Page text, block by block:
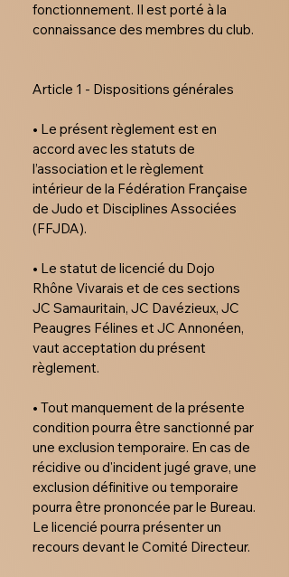
fonctionnement. Il est porté à la
connaissance des membres du club.
Article 1 - Dispositions générales
• Le présent règlement est en
accord avec les statuts de
l’association et le règlement
intérieur de la Fédération Française
de Judo et Disciplines Associées
(FFJDA).
• Le statut de licencié du Dojo
Rhône Vivarais et de ces sections
JC Samauritain, JC Davézieux, JC
Peaugres Félines et JC Annonéen,
vaut acceptation du présent
règlement.
• Tout manquement de la présente
condition pourra être sanctionné par
une exclusion temporaire. En cas de
récidive ou d'incident jugé grave, une
exclusion définitive ou temporaire
pourra être prononcée par le Bureau.
Le licencié pourra présenter un
recours devant le Comité Directeur.